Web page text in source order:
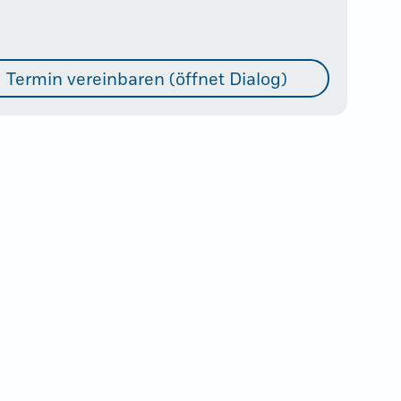
Termin vereinbaren (öffnet Dialog)